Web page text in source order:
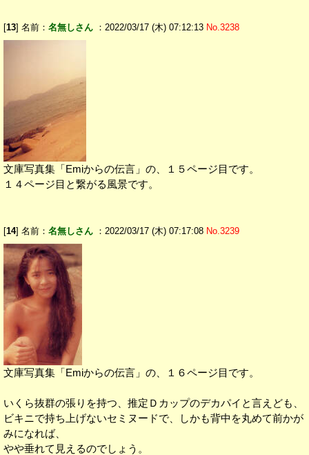
[13] 名前： 名無しさん ：2022/03/17 (木) 07:12:13 No.3238
文庫写真集「Emiからの伝言」の、１５ページ目です。
１４ページ目と繋がる風景です。
[14] 名前： 名無しさん ：2022/03/17 (木) 07:17:08 No.3239
文庫写真集「Emiからの伝言」の、１６ページ目です。
いくら抜群の張りを持つ、推定Ｄカップのデカパイと言えども、
ビキニで持ち上げないセミヌードで、しかも背中を丸めて前かが
みになれば、
やや垂れて見えるのでしょう。